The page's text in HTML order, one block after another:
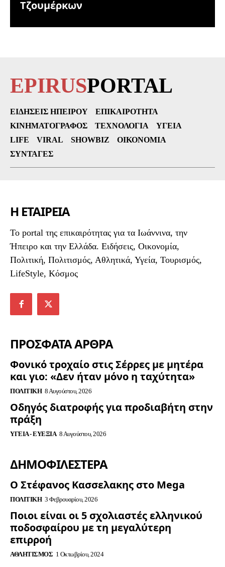
Τζουμέρκων
EPIRUSPORTAL
ΕΙΔΉΣΕΙΣ ΗΠΕΊΡΟΥ
ΕΠΙΚΑΙΡΌΤΗΤΑ
ΚΙΝΗΜΑΤΟΓΡΆΦΟΣ
ΤΕΧΝΟΛΟΓΊΑ
ΥΓΕΊΑ
LIFE
VIRAL SHOWBIZ
ΟΙΚΟΝΟΜΊΑ
ΣΥΝΤΑΓΈΣ
Η ΕΤΑΙΡΕΙΑ
To portal της επικαιρότητας για τα Ιωάννινα, την
Ήπειρο και την Ελλάδα. Ειδήσεις, Οικονομία,
Πολιτική, Πολιτισμός, Αθλητικά, Υγεία, Τουρισμός,
LifeStyle, Κόσμος
ΠΡΟΣΦΑΤΑ ΑΡΘΡΑ
Φονικό τροχαίο στις Σέρρες με μητέρα
και γιο: «Δεν ήταν μόνο η ταχύτητα»
ΠΟΛΙΤΙΚΉ 8 Αυγούστου, 2026
Οδηγός διατροφής για προδιαβήτη στην
πράξη
ΥΓΕΊΑ - ΕΥΕΞΊΑ 8 Αυγούστου, 2026
ΔΗΜΟΦΙΛΈΣΤΕΡΑ
Ο Στέφανος Κασσελακης στο Mega
ΠΟΛΙΤΙΚΉ 3 Φεβρουαρίου, 2026
Ποιοι είναι οι 5 σχολιαστές ελληνικού
ποδοσφαίρου με τη μεγαλύτερη
επιρροή
ΑΘΛΗΤΙΣΜΌΣ 1 Οκτωβρίου, 2024